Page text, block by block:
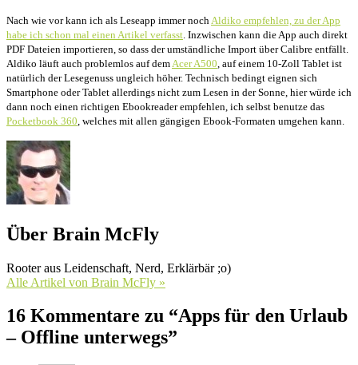
Nach wie vor kann ich als Leseapp immer noch Aldiko empfehlen, zu der App
habe ich schon mal einen Artikel verfasst . Inzwischen kann die App auch direkt
PDF Dateien importieren, so dass der umständliche Import über Calibre entfällt.
Aldiko läuft auch problemlos auf dem Acer A500 , auf einem 10-Zoll Tablet ist
natürlich der Lesegenuss ungleich höher. Technisch bedingt eignen sich
Smartphone oder Tablet allerdings nicht zum Lesen in der Sonne, hier würde ich
dann noch einen richtigen Ebookreader empfehlen, ich selbst benutze das
Pocketbook 360 , welches mit allen gängigen Ebook-Formaten umgehen kann.
Über Brain McFly
Rooter aus Leidenschaft, Nerd, Erklärbär ;o)
Alle Artikel von Brain McFly »
16 Kommentare zu “Apps für den Urlaub
– Offline unterwegs”